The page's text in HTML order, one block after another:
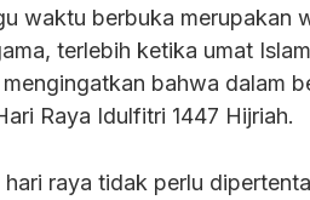
waktu berbuka merupakan
terlebih ketika umat
bahwa dalam
Raya Idulfitri 1447 Hijriah.
raya tidak perlu